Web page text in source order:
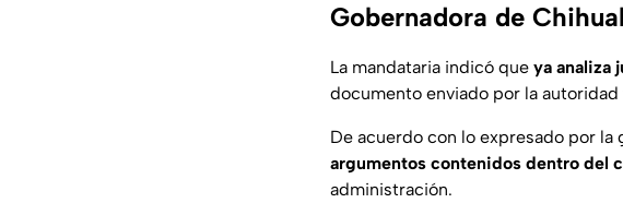
Gobernadora de
La mandataria indicó que ya analiza
documento enviado por la autoridad
De acuerdo con lo expresado por la
argumentos contenidos dentro del
administración.